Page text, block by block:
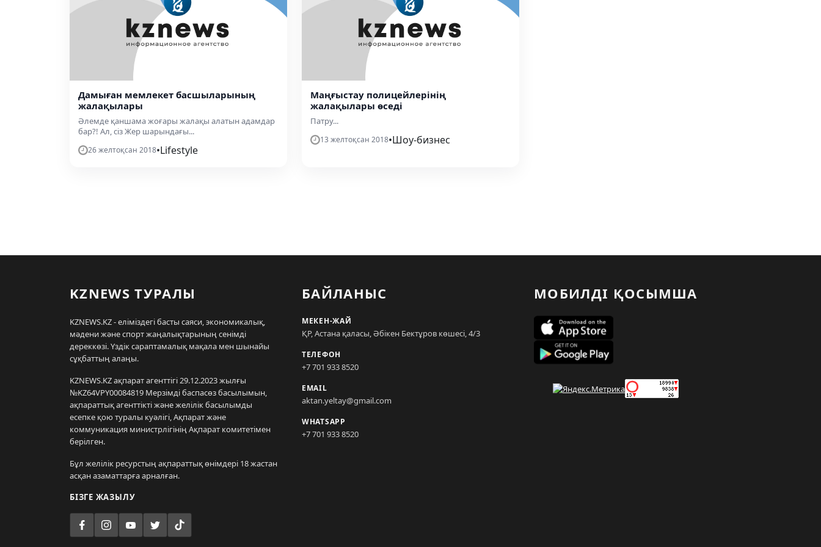
Дамыған мемлекет басшыларының
жалақылары
Әлемде қаншама жоғары жалақы алатын адамдар
бар?! Ал, сіз Жер шарындағы...
26 желтоқсан 2018•Lifestyle
Маңғыстау полицейлерінің
жалақылары өседі
Патру...
13 желтоқсан 2018•Шоу-бизнес
KZNEWS ТУРАЛЫ
KZNEWS.KZ - еліміздегі басты саяси, экономикалық,
мәдени және спорт жаңалықтарының сенімді
дереккөзі. Үздік сараптамалық мақала мен шынайы
сұқбаттың алаңы.
KZNEWS.KZ ақпарат агенттігі 29.12.2023 жылғы
№KZ64VPY00084819 Мерзімді баспасөз басылымын,
ақпараттық агенттікті және желілік басылымды
есепке қою туралы куәлігі, Ақпарат және
коммуникация министрлігінің Ақпарат комитетімен
берілген.
Бұл желілік ресурстың ақпараттық өнімдері 18 жастан
асқан азаматтарға арналған.
БІЗГЕ ЖАЗЫЛУ
БАЙЛАНЫС
МЕКЕН-ЖАЙ
ҚР, Астана қаласы, Әбікен Бектұров көшесі, 4/3
ТЕЛЕФОН
+7 701 933 8520
EMAIL
aktan.yeltay@gmail.com
WHATSAPP
+7 701 933 8520
МОБИЛДІ ҚОСЫМША